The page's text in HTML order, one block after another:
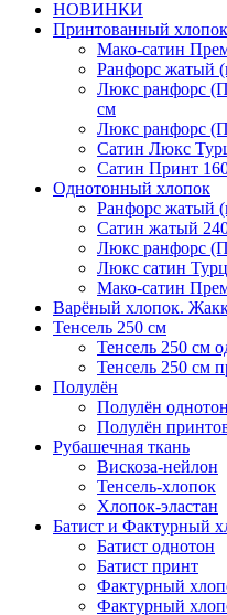
НОВИНКИ
Принтованный хлопок
Мако-сатин
Ранфорс жатый
Люкс ранфорс
см
Люкс ранфорс
Сатин Люкс
Cатин Принт
Однотонный хлопок
Ранфорс жатый
Сатин жатый
Люкс ранфорс
Люкс сатин
Мако-сатин
Варёный хлопок.
Тенсель 250 см
Тенсель 250 см
Тенсель 250 см
Полулён
Полулён
Полулён
Рубашечная ткань
Вискоза-нейлон
Тенсель-хлопок
Хлопок-эластан
Батист и Фактурный
Батист однотон
Батист принт
Фактурный
Фактурный